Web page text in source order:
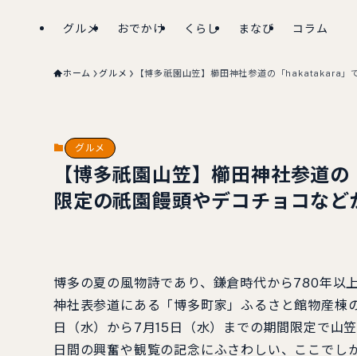
グルメ おでかけ くらし まなび コラム
ホーム グルメ 【博多祇園山笠】櫛田神社参道の「hakatakara」
グルメ
【博多祇園山笠】櫛田神社参道
限定の祇園饅頭やデコチョコなど
博多の夏の風物詩であり、鎌倉時代から780年以
神社表参道にある「博多町家」ふるさと館物産
日（水）から7月15日（水）までの期間限定で山
日間の興奮や観覧の記念にふさわしい、ここで